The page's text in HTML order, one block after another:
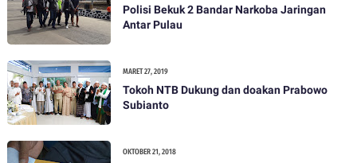
Polisi Bekuk 2 Bandar Narkoba Jaringan
Antar Pulau
MARET 27, 2019
Tokoh NTB Dukung dan doakan Prabowo
Subianto
OKTOBER 21, 2018